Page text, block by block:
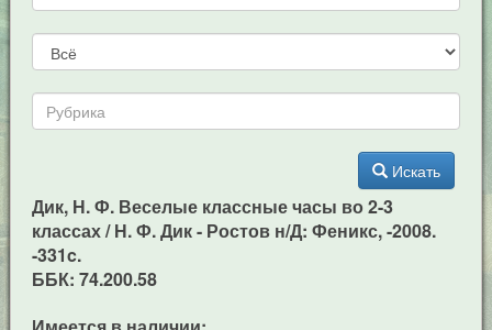
Искать
Дик, Н. Ф. Веселые классные часы во 2-3
классах / Н. Ф. Дик - Ростов н/Д: Феникс, -2008.
-331c.
ББК: 74.200.58